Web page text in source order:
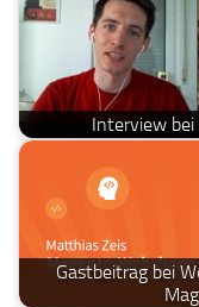
Interview bei
Gastbeitrag bei